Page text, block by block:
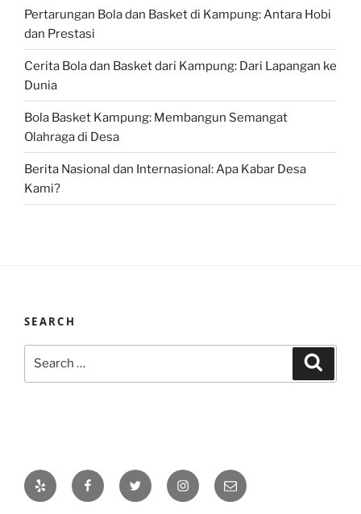
Pertarungan Bola dan Basket di Kampung: Antara Hobi
dan Prestasi
Cerita Bola dan Basket dari Kampung: Dari Lapangan ke
Dunia
Bola Basket Kampung: Membangun Semangat
Olahraga di Desa
Berita Nasional dan Internasional: Apa Kabar Desa
Kami?
SEARCH
Yelp FacebookTwitter InstagramEmail